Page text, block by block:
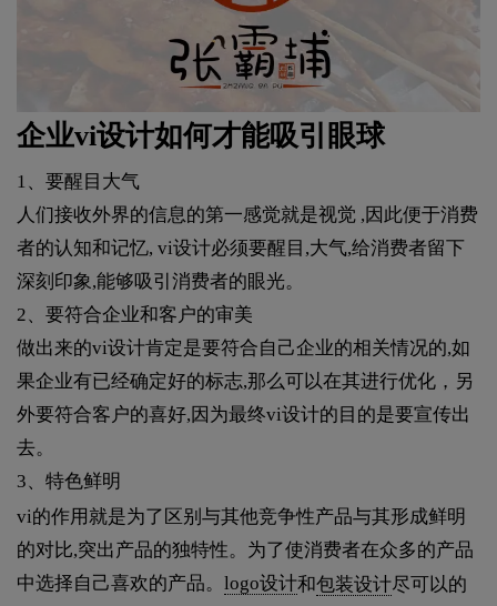
企业vi设计如何才能吸引眼球
1、要醒目大气
人们接收外界的信息的第一感觉就是视觉 ,因此便于消费
者的认知和记忆, vi设计必须要醒目,大气,给消费者留下
深刻印象,能够吸引消费者的眼光。
2、要符合企业和客户的审美
做出来的vi设计肯定是要符合自己企业的相关情况的,如
果企业有已经确定好的标志,那么可以在其进行优化，另
外要符合客户的喜好,因为最终vi设计的目的是要宣传出
去。
3、特色鲜明
vi的作用就是为了区别与其他竞争性产品与其形成鲜明
的对比,突出产品的独特性。为了使消费者在众多的产品
中选择自己喜欢的产品。 logo设计和包装设计尽可以的